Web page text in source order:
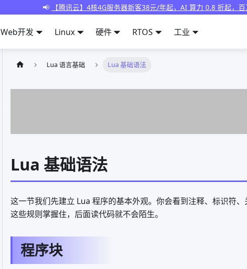
📢 【腾讯云】4核4G服务器新客38元/年起，AI 算力 0.8 折起，
Web开发 Linux 硬件 RTOS 工业
Lua 语言基础 Lua 基础语法
Lua 基础语法
这一节我们先建立 Lua 程序的基本外观。你会看到注释、标识符
这些规则掌握住，后面读代码就不会陌生。
程序块